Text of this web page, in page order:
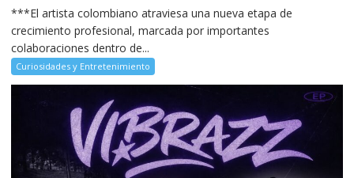
***El artista colombiano atraviesa una nueva etapa de
crecimiento profesional, marcada por importantes
colaboraciones dentro de...
Curiosidades y Entretenimiento